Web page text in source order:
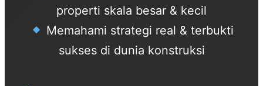
properti skala besar & kecil
Memahami strategi real & terbukti
sukses di dunia konstruksi